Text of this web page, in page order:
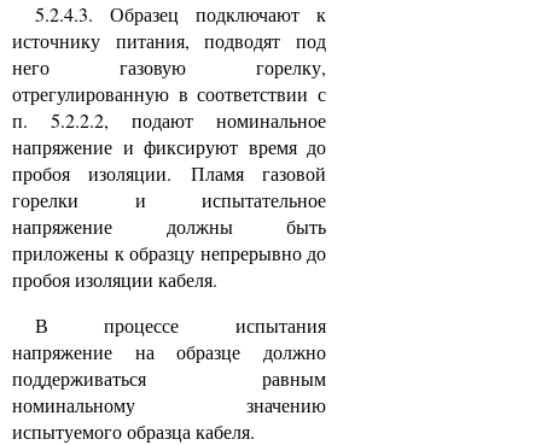
5.2.4.3. Образец подключают к
источнику питания, подводят под
него газовую горелку,
отрегулированную в соответствии с
п. 5.2.2.2, подают номинальное
напряжение и фиксируют время до
пробоя изоляции. Пламя газовой
горелки и испытательное
напряжение должны быть
приложены к образцу непрерывно до
пробоя изоляции кабеля.
В процессе испытания
напряжение на образце должно
поддерживаться равным
номинальному значению
испытуемого образца кабеля.